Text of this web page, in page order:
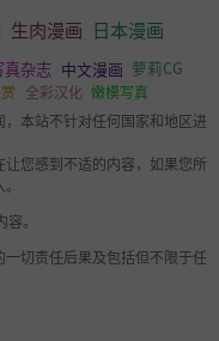
生肉漫画 日本漫画
真杂志 中文漫画 萝莉CG
全彩汉化 嫩模写真
本站不针对任何国家和地区进
您感到不适的内容，如果您所
。
切责任后果及包括但不限于任